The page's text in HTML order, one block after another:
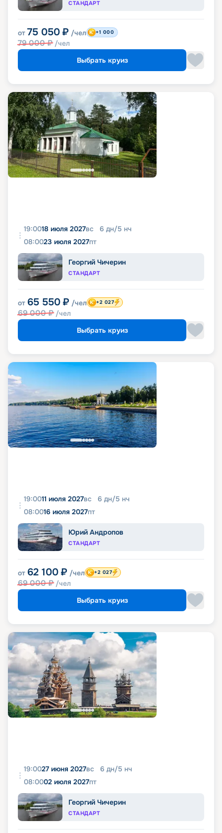
СТАНДАРТ
от 75 050 ₽ /чел
79 000₽ /чел
+1 000
Выбрать круиз
19:0018 июля 2027вс 6 дн/5 нч
08:0023 июля 2027пт
Георгий Чичерин
СТАНДАРТ
от 65 550 ₽ /чел
69 000₽ /чел
+2 027
Выбрать круиз
19:0011 июля 2027вс 6 дн/5 нч
08:0016 июля 2027пт
Юрий Андропов
СТАНДАРТ
от 62 100 ₽ /чел
69 000₽ /чел
+2 027
Выбрать круиз
19:0027 июня 2027вс 6 дн/5 нч
08:0002 июля 2027пт
Георгий Чичерин
СТАНДАРТ